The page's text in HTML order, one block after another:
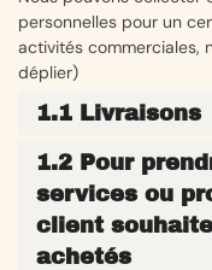
personnelles pour un
activités commerciales,
déplier)
1.1 Livraisons
1.2 Pour
services ou
client
achetés